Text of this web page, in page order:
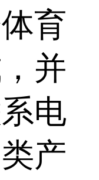
育
并
电
产